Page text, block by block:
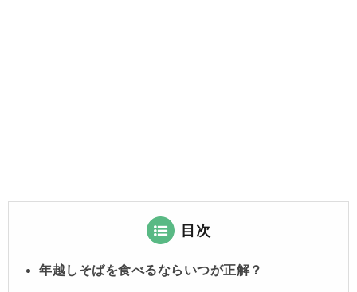
目次
年越しそばを食べるならいつが正解？